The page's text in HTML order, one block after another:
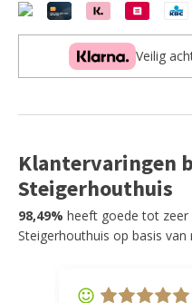
Veilig
Klantervaringen
Steigerhouthuis
98,49% heeft goede tot
Steigerhouthuis op basis van